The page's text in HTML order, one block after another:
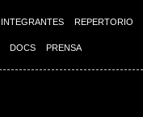
INTEGRANTES REPERTORIO
DOCS PRENSA